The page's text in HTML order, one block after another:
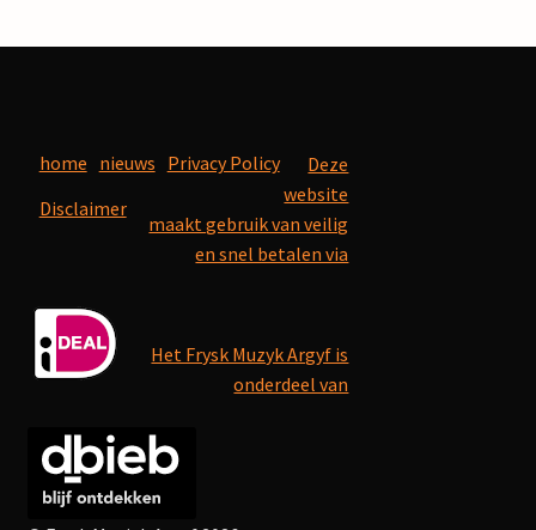
home nieuws Privacy Policy
Disclaimer
Deze
website
maakt gebruik van veilig
en snel betalen via
Het Frysk Muzyk Argyf is
onderdeel van